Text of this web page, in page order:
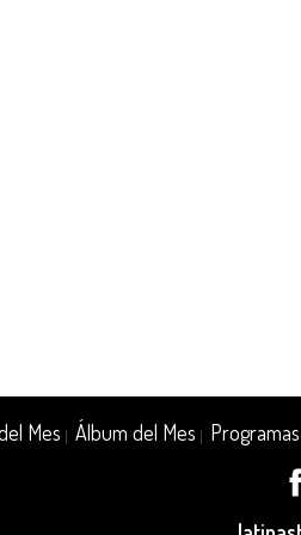
Mes |Álbum del Mes Programas